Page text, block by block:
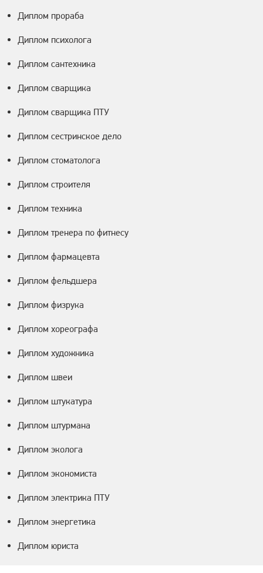
Диплом прораба
Диплом психолога
Диплом сантехника
Диплом сварщика
Диплом сварщика ПТУ
Диплом сестринское дело
Диплом стоматолога
Диплом строителя
Диплом техника
Диплом тренера по фитнесу
Диплом фармацевта
Диплом фельдшера
Диплом физрука
Диплом хореографа
Диплом художника
Диплом швеи
Диплом штукатура
Диплом штурмана
Диплом эколога
Диплом экономиста
Диплом электрика ПТУ
Диплом энергетика
Диплом юриста